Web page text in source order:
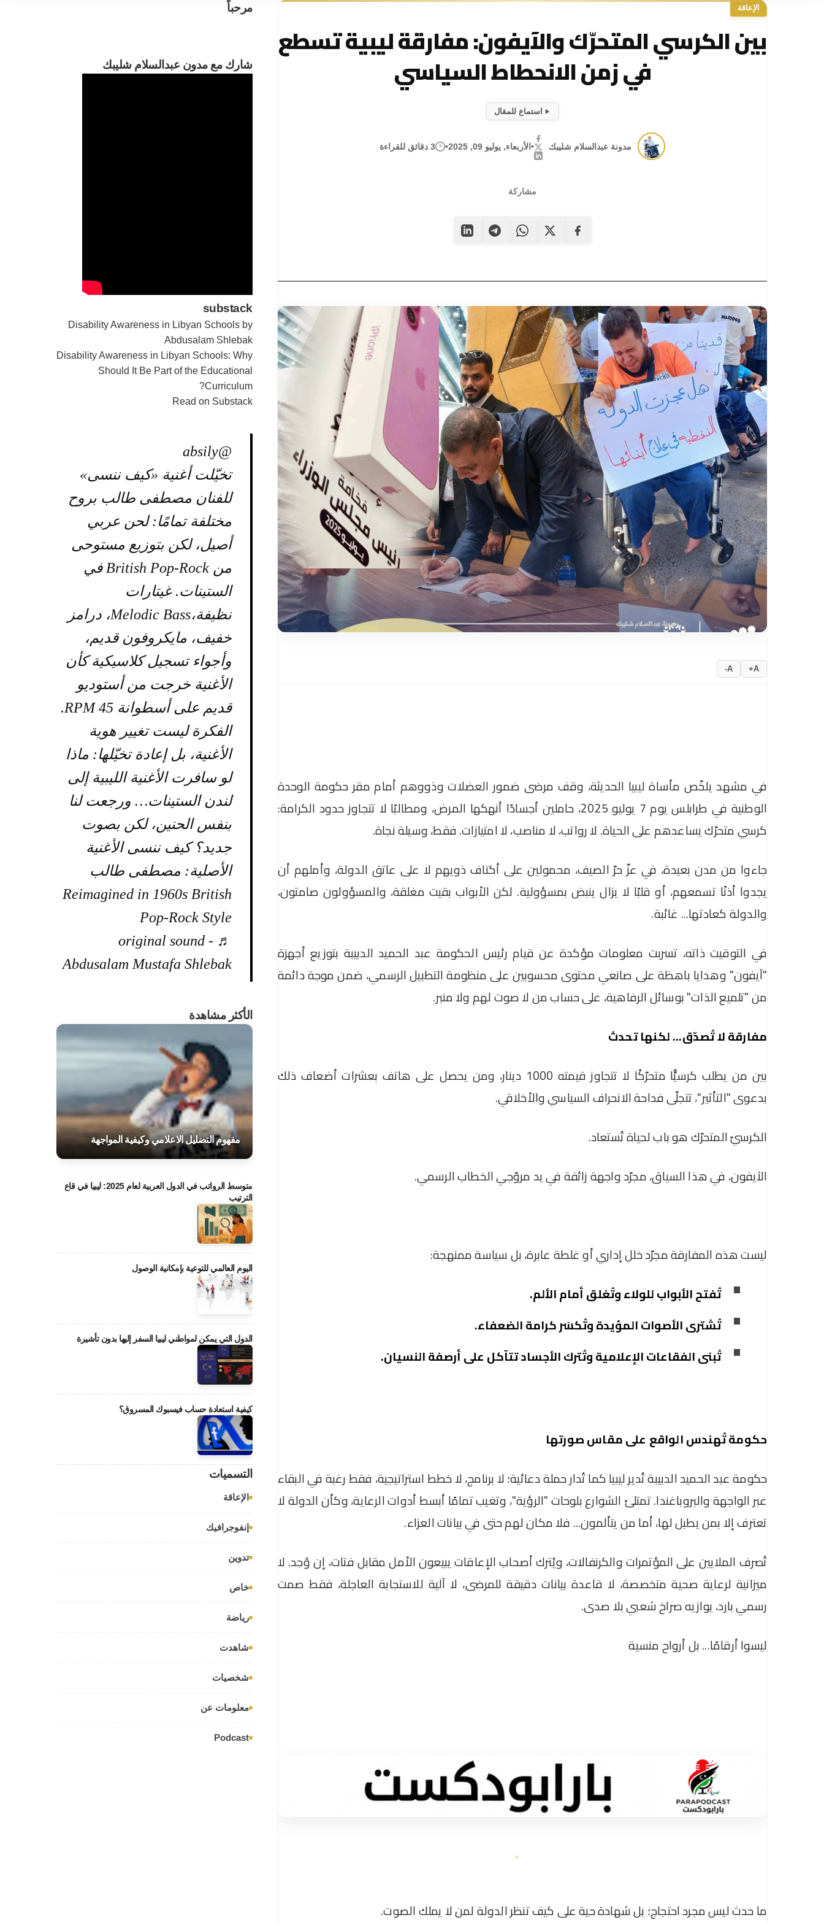
الإعاقة
بين الكرسي المتحرّك والآيفون: مفارقة ليبية تسطع
في زمن الانحطاط السياسي
استماع للمقال
مدونة عبدالسلام شليبك •الأربعاء, يوليو 09, 2025 • 3 دقائق للقراءة
مشاركة
A+
A-
في مشهد يلخّص مأساة ليبيا الحديثة، وقف مرضى ضمور العضلات وذووهم أمام مقر حكومة الوحدة
الوطنية في طرابلس يوم 7 يوليو 2025، حاملين أجسادًا أنهكها المرض، ومطالبًا لا تتجاوز حدود الكرامة:
كرسي متحرّك يساعدهم على الحياة. لا رواتب، لا مناصب، لا امتيازات. فقط، وسيلة نجاة.
جاءوا من مدن بعيدة، في عزّ حرّ الصيف، محمولين على أكتاف ذويهم لا على عاتق الدولة، وأملهم أن
يجدوا أذنًا تسمعهم، أو قلبًا لا يزال ينبض بمسؤولية. لكن الأبواب بقيت مغلقة، والمسؤولون صامتون،
والدولة كعادتها... غائبة.
في التوقيت ذاته، تسربت معلومات مؤكدة عن قيام رئيس الحكومة عبد الحميد الدبيبة بتوزيع أجهزة
"آيفون" وهدايا باهظة على صانعي محتوى محسوبين على منظومة التطبيل الرسمي، ضمن موجة دائمة
من "تلميع الذات" بوسائل الرفاهية، على حساب من لا صوت لهم ولا منبر.
مفارقة لا تُصدّق... لكنها تحدث
بين من يطلب كرسيًّا متحرّكًا لا تتجاوز قيمته 1000 دينار، ومن يحصل على هاتف بعشرات أضعاف ذلك
بدعوى "التأثير"، تتجلّى فداحة الانحراف السياسي والأخلاقي.
الكرسيّ المتحرّك هو باب لحياة تُستعاد.
الآيفون، في هذا السياق، مجرّد واجهة زائفة في يد مروّجي الخطاب الرسمي.
ليست هذه المفارقة مجرّد خلل إداري أو غلطة عابرة، بل سياسة ممنهجة:
تُفتح الأبواب للولاء وتُغلق أمام الألم.
تُشترى الأصوات المؤيدة وتُكسَر كرامة الضعفاء.
تُبنى الفقاعات الإعلامية وتُترك الأجساد تتآكل على أرصفة النسيان.
حكومة تُهندس الواقع على مقاس صورتها
حكومة عبد الحميد الدبيبة تُدير ليبيا كما تُدار حملة دعائية؛ لا برنامج، لا خطط استراتيجية، فقط رغبة في البقاء
عبر الواجهة والبروباغندا. تمتلئ الشوارع بلوحات "الرؤية"، وتغيب تمامًا أبسط أدوات الرعاية، وكأن الدولة لا
تعترف إلا بمن يطبل لها، أما من يتألمون... فلا مكان لهم حتى في بيانات العزاء.
تُصرف الملايين على المؤتمرات والكرنفالات، ويُترك أصحاب الإعاقات يبيعون الأمل مقابل فتات، إن وُجد. لا
ميزانية لرعاية صحية متخصصة، لا قاعدة بيانات دقيقة للمرضى، لا آلية للاستجابة العاجلة، فقط صمت
رسمي بارد، يوازيه صراخ شعبي بلا صدى.
ليسوا أرقامًا... بل أرواح منسية
ما حدث ليس مجرد احتجاج؛ بل شهادة حية على كيف تنظر الدولة لمن لا يملك الصوت.
مرحباً
شارك مع مدون عبدالسلام شليبك
substack
Disability Awareness in Libyan Schools by
Abdusalam Shlebak
Disability Awareness in Libyan Schools: Why
Should It Be Part of the Educational
Curriculum?
Read on Substack
@absily
تخيّلت أغنية «كيف ننسى»
للفنان مصطفى طالب بروح
مختلفة تمامًا: لحن عربي
أصيل، لكن بتوزيع مستوحى
من British Pop-Rock في
الستينات. غيتارات
نظيفة،Melodic Bass، درامز
خفيف، مايكروفون قديم،
وأجواء تسجيل كلاسيكية كأن
الأغنية خرجت من أستوديو
قديم على أسطوانة 45 RPM.
الفكرة ليست تغيير هوية
الأغنية، بل إعادة تخيّلها: ماذا
لو سافرت الأغنية الليبية إلى
لندن الستينات… ورجعت لنا
بنفس الحنين، لكن بصوت
جديد؟ كيف ننسى الأغنية
الأصلية: مصطفى طالب
Reimagined in 1960s British
Pop-Rock Style
♬ original sound -
Abdusalam Mustafa Shlebak
الأكثر مشاهدة
مفهوم التضليل الاعلامي وكيفية المواجهة
متوسط الرواتب في الدول العربية لعام 2025: ليبيا في قاع
الترتيب
اليوم العالمي للتوعية بإمكانية الوصول
الدول التي يمكن لمواطني ليبيا السفر إليها بدون تأشيرة
كيفية استعادة حساب فيسبوك المسروق؟
التسميات
الإعاقة
إنفوجرافيك
تدوين
خاص
رياضة
شاهدت
شخصيات
معلومات عن
Podcast